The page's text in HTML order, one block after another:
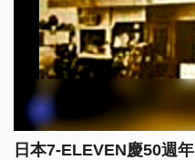
日本7-ELEVEN慶50週